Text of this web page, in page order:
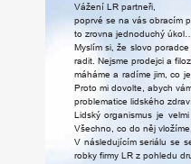
Vážení LR partneři,
poprvé se na vás obracím
to zrovna jednoduchý
Myslím si, že slovo poradce
radit. Nejsme prodejci a
máháme a radíme jim, co je
Proto mi dovolte, abych
problematice lidského
Lidský organismus je velmi
Všechno, co do něj vložíme,
V následujícím seriálu se
robky firmy LR z pohledu